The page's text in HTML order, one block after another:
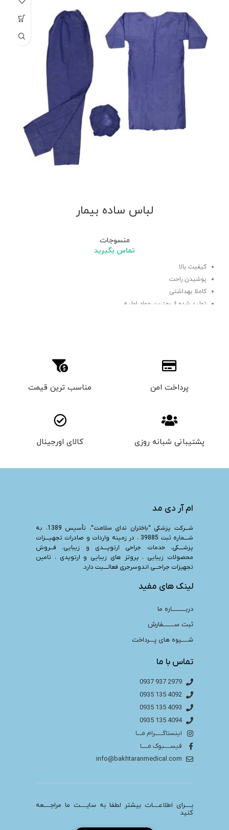
لباس ساده بیمار
منسوجات
تماس بگیرید
کیفیت بالا
پوشیدن راحت
کاملا بهداشتی
تولید شده از بهترین مواد اولیه
پرداخت امن مناسب ترین قیمت
پشتیبانی شبانه روزی کالای اورجینال
ام آر دی مد
شـــرکت پزشکی “باختران ندای سلامت
“، تأسیس 1389، به
شــــماره ثبت 39885 ، در زمینه واردات و صادرات تجهیــــزات
پزشــــکی، خدمات جراحی ارتوپــــدی و زیبایی، فـــروش
محصولات زیبایی ، پروتز های زیبایی و ارتوپدی ، تامین
تجهیزات جراحـــی اندوسرجری فعالــــیت دارد.
لینک های مفید
دربـــــــــاره ما
ثبت ســـــــفارش
شــــیوه های پـــرداخت
تماس با ما
2979 937 0937
4092 135 0935
4093 135 0935
4094 135 0935
اینستاگـــــرام مـــا
فیســــبوک مــــا
info@bakhtaranmedical.com
بــــرای اطلاعــــات بیشتر لطفا به سایــــت ما مراجــــعه
کنید